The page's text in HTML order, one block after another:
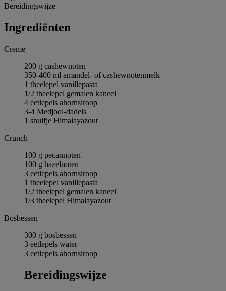
Bereidingswijze
Ingrediёnten
Creme
200 g cashewnoten
350-400 ml amandel- of cashewnotenmelk
1 theelepel vanillepasta
1/2 theelepel gemalen kaneel
4 eetlepels ahornsiroop
3-4 Medjool-dadels
1 snuifje Himalayazout
Crunch
100 g pecannoten
100 g hazelnoten
3 eetlepels ahornsiroop
1 theelepel vanillepasta
1/2 theelepel gemalen kaneel
1/3 theelepel Himalayazout
Bosbessen
300 g bosbessen
3 eetlepels water
3 eetlepels ahornsiroop
Bereidingswijze